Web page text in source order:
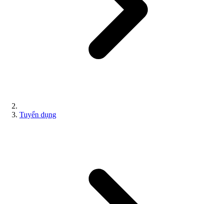
Tuyển dụng